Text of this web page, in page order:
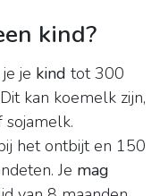
kind?
je je kind tot 300
kan koemelk zijn,
het ontbijt en 150
Je mag